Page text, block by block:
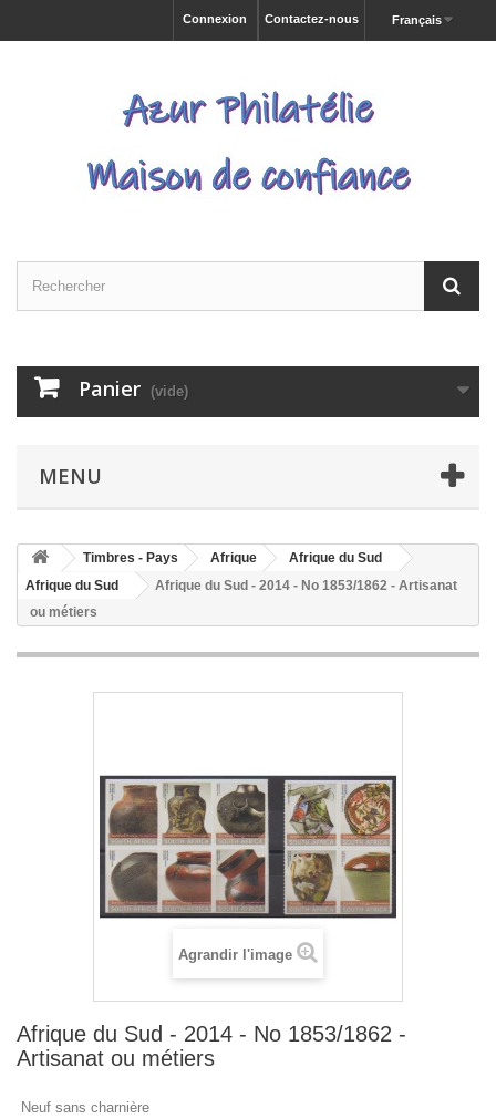
Français
Contactez-nous
Connexion
Panier (vide)
MENU
Timbres - Pays Afrique
Afrique du Sud
Afrique du Sud
Afrique du Sud - 2014 - No 1853/1862 - Artisanat
ou métiers
Agrandir l'image
Afrique du Sud - 2014 - No 1853/1862 -
Artisanat ou métiers
Neuf sans charnière